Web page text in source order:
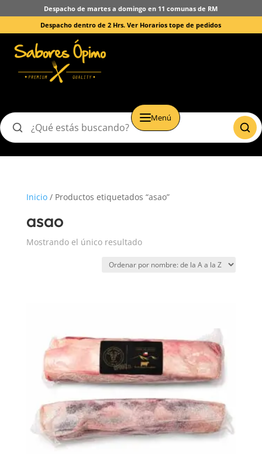
Despacho de martes a domingo en 11 comunas de RM
Despacho dentro de 2 Hrs.Ver Horarios tope de pedidos
Menú
Buscar
Inicio/ Productos etiquetados “asao”
asao
Mostrando el único resultado